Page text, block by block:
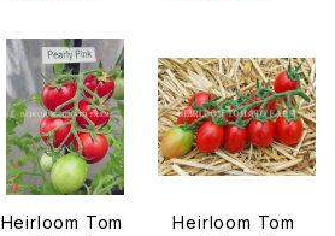
Heirloom Tom
Heirloom Tom